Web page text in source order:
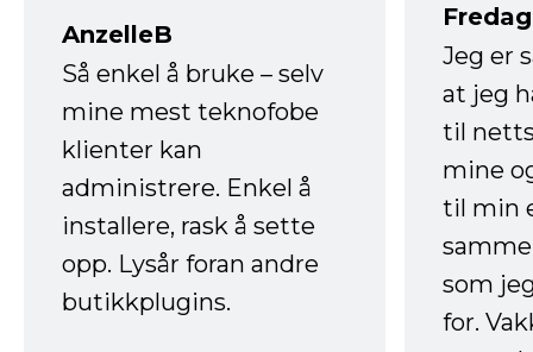
AnzelleB
Så enkel å bruke – selv
mine mest teknofobe
klienter kan
administrere. Enkel å
installere, rask å sette
opp. Lysår foran andre
butikkplugins.
Jeg er
at jeg
til
mine
til min
som
for.